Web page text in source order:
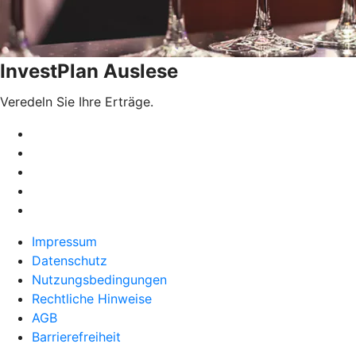
InvestPlan Auslese
Veredeln Sie Ihre Erträge.
Impressum
Datenschutz
Nutzungsbedingungen
Rechtliche Hinweise
AGB
Barrierefreiheit